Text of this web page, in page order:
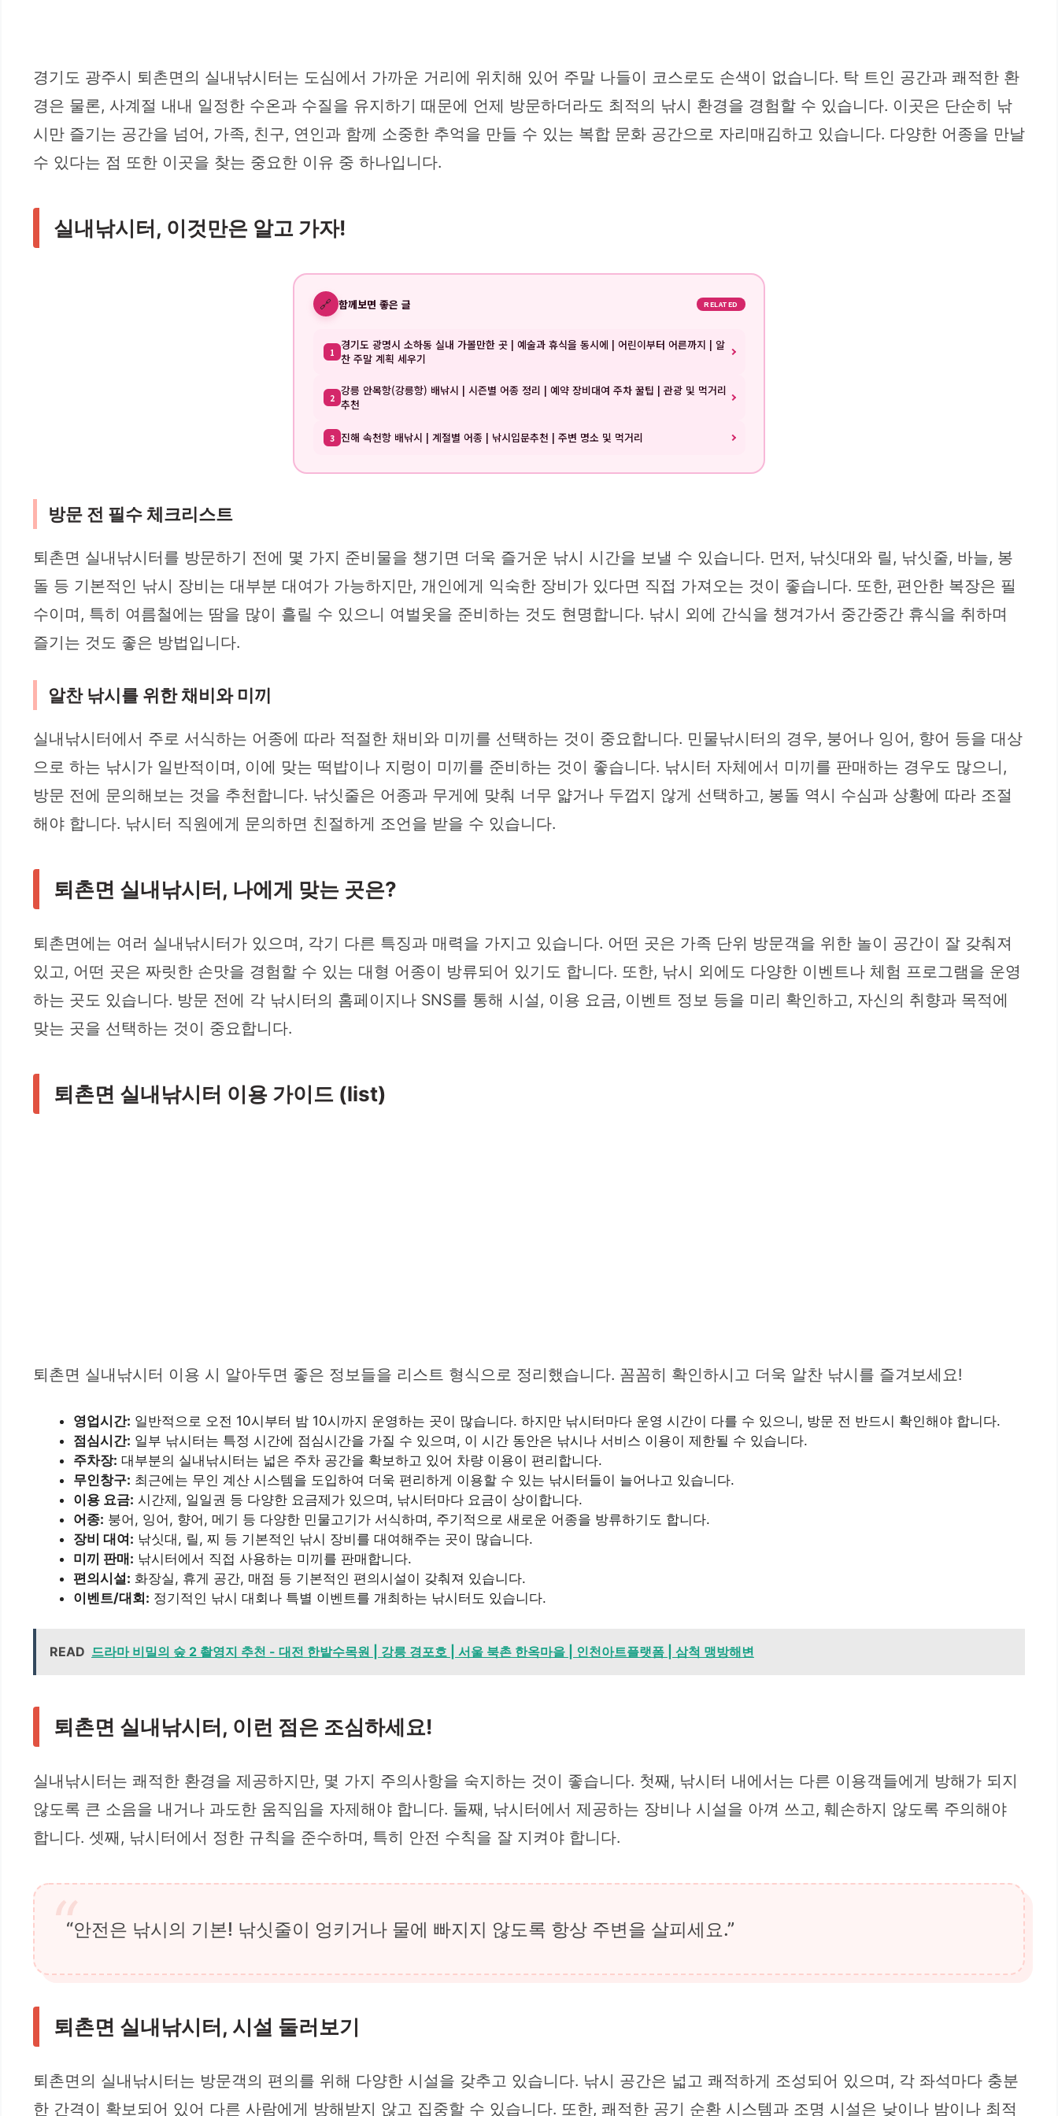
경기도 광주시 퇴촌면의 실내낚시터는 도심에서 가까운 거리에 위치해 있어 주말 나들이 코스로도 손색이 없습니다. 탁 트인 공간과 쾌적한 환
경은 물론, 사계절 내내 일정한 수온과 수질을 유지하기 때문에 언제 방문하더라도 최적의 낚시 환경을 경험할 수 있습니다. 이곳은 단순히 낚
시만 즐기는 공간을 넘어, 가족, 친구, 연인과 함께 소중한 추억을 만들 수 있는 복합 문화 공간으로 자리매김하고 있습니다. 다양한 어종을 만날
수 있다는 점 또한 이곳을 찾는 중요한 이유 중 하나입니다.
실내낚시터, 이것만은 알고 가자!
🔗 함께보면 좋은 글 RELATED
1 경기도 광명시 소하동 실내 가볼만한 곳 | 예술과 휴식을 동시에 | 어린이부터 어른까지 | 알
찬 주말 계획 세우기
2 강릉 안목항(강릉항) 배낚시 | 시즌별 어종 정리 | 예약 장비대여 주차 꿀팁 | 관광 및 먹거리
추천
3 진해 속천항 배낚시 | 계절별 어종 | 낚시입문추천 | 주변 명소 및 먹거리
방문 전 필수 체크리스트
퇴촌면 실내낚시터를 방문하기 전에 몇 가지 준비물을 챙기면 더욱 즐거운 낚시 시간을 보낼 수 있습니다. 먼저, 낚싯대와 릴, 낚싯줄, 바늘, 봉
돌 등 기본적인 낚시 장비는 대부분 대여가 가능하지만, 개인에게 익숙한 장비가 있다면 직접 가져오는 것이 좋습니다. 또한, 편안한 복장은 필
수이며, 특히 여름철에는 땀을 많이 흘릴 수 있으니 여벌옷을 준비하는 것도 현명합니다. 낚시 외에 간식을 챙겨가서 중간중간 휴식을 취하며
즐기는 것도 좋은 방법입니다.
알찬 낚시를 위한 채비와 미끼
실내낚시터에서 주로 서식하는 어종에 따라 적절한 채비와 미끼를 선택하는 것이 중요합니다. 민물낚시터의 경우, 붕어나 잉어, 향어 등을 대상
으로 하는 낚시가 일반적이며, 이에 맞는 떡밥이나 지렁이 미끼를 준비하는 것이 좋습니다. 낚시터 자체에서 미끼를 판매하는 경우도 많으니,
방문 전에 문의해보는 것을 추천합니다. 낚싯줄은 어종과 무게에 맞춰 너무 얇거나 두껍지 않게 선택하고, 봉돌 역시 수심과 상황에 따라 조절
해야 합니다. 낚시터 직원에게 문의하면 친절하게 조언을 받을 수 있습니다.
퇴촌면 실내낚시터, 나에게 맞는 곳은?
퇴촌면에는 여러 실내낚시터가 있으며, 각기 다른 특징과 매력을 가지고 있습니다. 어떤 곳은 가족 단위 방문객을 위한 놀이 공간이 잘 갖춰져
있고, 어떤 곳은 짜릿한 손맛을 경험할 수 있는 대형 어종이 방류되어 있기도 합니다. 또한, 낚시 외에도 다양한 이벤트나 체험 프로그램을 운영
하는 곳도 있습니다. 방문 전에 각 낚시터의 홈페이지나 SNS를 통해 시설, 이용 요금, 이벤트 정보 등을 미리 확인하고, 자신의 취향과 목적에
맞는 곳을 선택하는 것이 중요합니다.
퇴촌면 실내낚시터 이용 가이드 (list)
퇴촌면 실내낚시터 이용 시 알아두면 좋은 정보들을 리스트 형식으로 정리했습니다. 꼼꼼히 확인하시고 더욱 알찬 낚시를 즐겨보세요!
영업시간: 일반적으로 오전 10시부터 밤 10시까지 운영하는 곳이 많습니다. 하지만 낚시터마다 운영 시간이 다를 수 있으니, 방문 전 반드시 확인해야 합니다.
점심시간: 일부 낚시터는 특정 시간에 점심시간을 가질 수 있으며, 이 시간 동안은 낚시나 서비스 이용이 제한될 수 있습니다.
주차장: 대부분의 실내낚시터는 넓은 주차 공간을 확보하고 있어 차량 이용이 편리합니다.
무인창구: 최근에는 무인 계산 시스템을 도입하여 더욱 편리하게 이용할 수 있는 낚시터들이 늘어나고 있습니다.
이용 요금: 시간제, 일일권 등 다양한 요금제가 있으며, 낚시터마다 요금이 상이합니다.
어종: 붕어, 잉어, 향어, 메기 등 다양한 민물고기가 서식하며, 주기적으로 새로운 어종을 방류하기도 합니다.
장비 대여: 낚싯대, 릴, 찌 등 기본적인 낚시 장비를 대여해주는 곳이 많습니다.
미끼 판매: 낚시터에서 직접 사용하는 미끼를 판매합니다.
편의시설: 화장실, 휴게 공간, 매점 등 기본적인 편의시설이 갖춰져 있습니다.
이벤트/대회: 정기적인 낚시 대회나 특별 이벤트를 개최하는 낚시터도 있습니다.
READ 드라마 비밀의 숲 2 촬영지 추천 - 대전 한밭수목원 | 강릉 경포호 | 서울 북촌 한옥마을 | 인천아트플랫폼 | 삼척 맹방해변
퇴촌면 실내낚시터, 이런 점은 조심하세요!
실내낚시터는 쾌적한 환경을 제공하지만, 몇 가지 주의사항을 숙지하는 것이 좋습니다. 첫째, 낚시터 내에서는 다른 이용객들에게 방해가 되지
않도록 큰 소음을 내거나 과도한 움직임을 자제해야 합니다. 둘째, 낚시터에서 제공하는 장비나 시설을 아껴 쓰고, 훼손하지 않도록 주의해야
합니다. 셋째, 낚시터에서 정한 규칙을 준수하며, 특히 안전 수칙을 잘 지켜야 합니다.
“안전은 낚시의 기본! 낚싯줄이 엉키거나 물에 빠지지 않도록 항상 주변을 살피세요.”
퇴촌면 실내낚시터, 시설 둘러보기
퇴촌면의 실내낚시터는 방문객의 편의를 위해 다양한 시설을 갖추고 있습니다. 낚시 공간은 넓고 쾌적하게 조성되어 있으며, 각 좌석마다 충분
한 간격이 확보되어 있어 다른 사람에게 방해받지 않고 집중할 수 있습니다. 또한, 쾌적한 공기 순환 시스템과 조명 시설은 낮이나 밤이나 최적